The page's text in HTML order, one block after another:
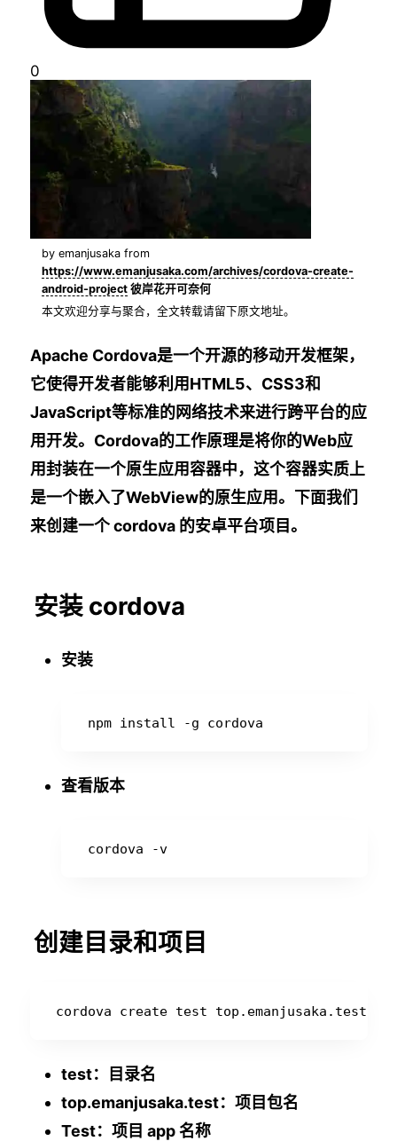
0
by emanjusaka from
https://www.emanjusaka.com/archives/cordova-create-
android-project 彼岸花开可奈何
本文欢迎分享与聚合，全文转载请留下原文地址。
Apache Cordova是一个开源的移动开发框架，
它使得开发者能够利用HTML5、CSS3和
JavaScript等标准的网络技术来进行跨平台的应
用开发。Cordova的工作原理是将你的Web应
用封装在一个原生应用容器中，这个容器实质上
是一个嵌入了WebView的原生应用。下面我们
来创建一个 cordova 的安卓平台项目。
安装 cordova
安装
查看版本
cordova -v
创建目录和项目
test：目录名
top.emanjusaka.test：项目包名
Test：项目 app 名称